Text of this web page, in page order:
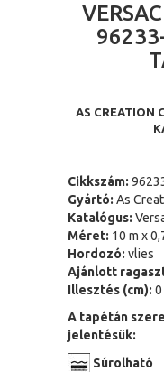
AS CREATION
Cikkszám:
Gyártó: As
Katalógus:
Méret: 10 m x
Hordozó: vlies
Ajánlott
Illesztés (cm): 0
A tapétán
jelentésük:
Súrolható